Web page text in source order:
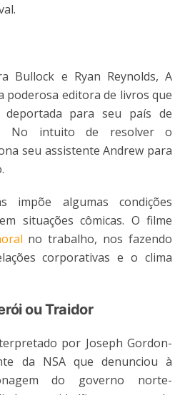
Bullock e Ryan Reynolds, A
poderosa editora de livros que
para seu país de
No intuito de resolver o
seu assistente Andrew para
impõe algumas condições
situações cômicas. O filme
no trabalho, nos fazendo
corporativas e o clima
ou Traidor
por Joseph Gordon-
da NSA que denunciou à
do governo norte-